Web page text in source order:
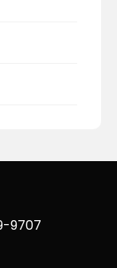
9707